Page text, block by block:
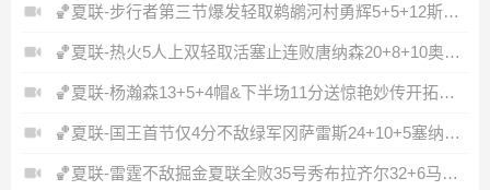
🏀夏联-步行者第三节爆发轻取鹈鹕河村勇辉5+5+12斯劳森22分
🏀夏联-热火5人上双轻取活塞止连败唐纳森20+8+10奥科里27分
🏀夏联-杨瀚森13+5+4帽&下半场11分送惊艳妙传开拓者力克掘金
🏀夏联-国王首节仅4分不敌绿军冈萨雷斯24+10+5塞纳克10+12
🏀夏联-雷霆不敌掘金夏联全败35号秀布拉齐尔32+6马拉14+7+6